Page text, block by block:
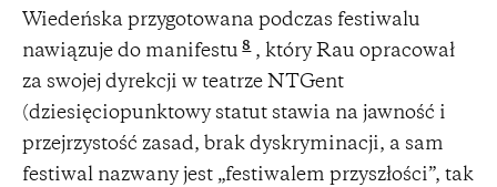
Wiedeńska przygotowana podczas festiwalu
nawiązuje do manifestu 8 , który Rau opracował
za swojej dyrekcji w teatrze NTGent
(dziesięciopunktowy statut stawia na jawność i
przejrzystość zasad, brak dyskryminacji, a sam
festiwal nazwany jest „festiwalem przyszłości”, tak